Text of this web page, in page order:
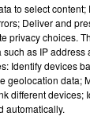
pu que saluer,
la beauté
43 ans.
plus belle au
jolie.
to select
Deliver and
privacy choices.
as IP address
Identify devices
geolocation data;
different devices;
automatically.